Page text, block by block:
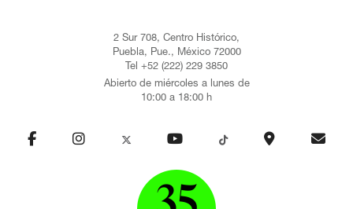
2 Sur 708, Centro Histórico,
Puebla, Pue., México 72000
Tel +52 (222) 229 3850
Abierto de miércoles a lunes de
10:00 a 18:00 h